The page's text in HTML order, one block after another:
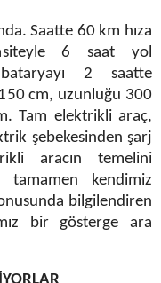
Saatte 60 km hıza
6 saat yol
2 saatte
cm, uzunluğu 300
Tam elektrikli araç,
şebekesinden şarj
aracın temelini
kendimiz
bilgilendiren
bir gösterge ara